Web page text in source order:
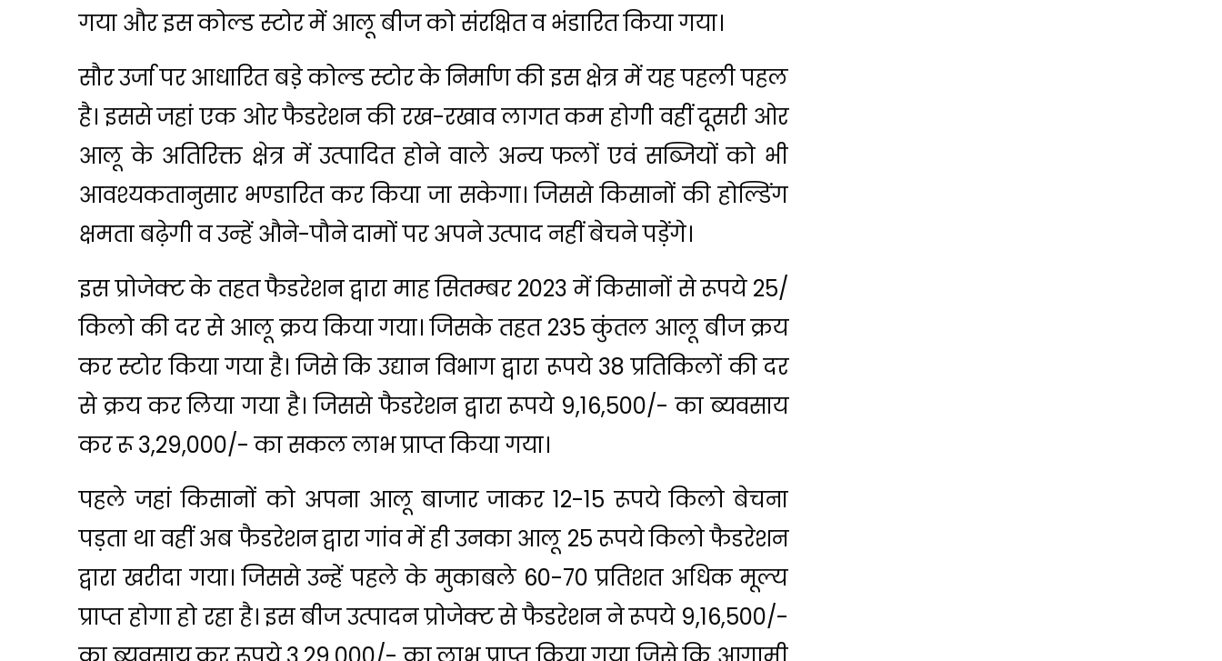
गया और इस कोल्ड स्टोर में आलू बीज को संरक्षित व भंडारित किया गया।
सौर उर्जा पर आधारित बडे़ कोल्ड स्टोर के निर्माण की इस क्षेत्र में यह पहली पहल
है। इससे जहां एक ओर फैडरेशन की रख-रखाव लागत कम होगी वहीं दूसरी ओर
आलू के अतिरिक्त क्षेत्र में उत्पादित होने वाले अन्य फलों एवं सब्जियों को भी
आवश्यकतानुसार भण्डारित कर किया जा सकेगा। जिससे किसानों की होल्डिंग
क्षमता बढ़ेगी व उन्हें औने-पौने दामों पर अपने उत्पाद नहीं बेचने पड़ेंगे।
इस प्रोजेक्ट के तहत फैडरेशन द्वारा माह सितम्बर 2023 में किसानों से रूपये 25/
किलो की दर से आलू क्रय किया गया। जिसके तहत 235 कुंतल आलू बीज क्रय
कर स्टोर किया गया है। जिसे कि उद्यान विभाग द्वारा रूपये 38 प्रतिकिलों की दर
से क्रय कर लिया गया है। जिससे फैडरेशन द्वारा रूपये 9,16,500/- का ब्यवसाय
कर रू 3,29,000/- का सकल लाभ प्राप्त किया गया।
पहले जहां किसानों को अपना आलू बाजार जाकर 12-15 रूपये किलो बेचना
पड़ता था वहीं अब फैडरेशन द्वारा गांव में ही उनका आलू 25 रूपये किलो फैडरेशन
द्वारा खरीदा गया। जिससे उन्हें पहले के मुकाबले 60-70 प्रतिशत अधिक मूल्य
प्राप्त होगा हो रहा है। इस बीज उत्पादन प्रोजेक्ट से फैडरेशन ने रूपये 9,16,500/-